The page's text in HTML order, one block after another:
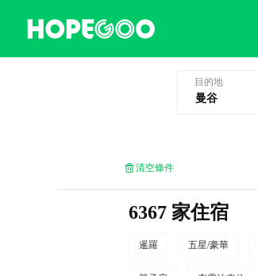
目的地
清空條件
6367 家住宿
暹羅 五星/豪華